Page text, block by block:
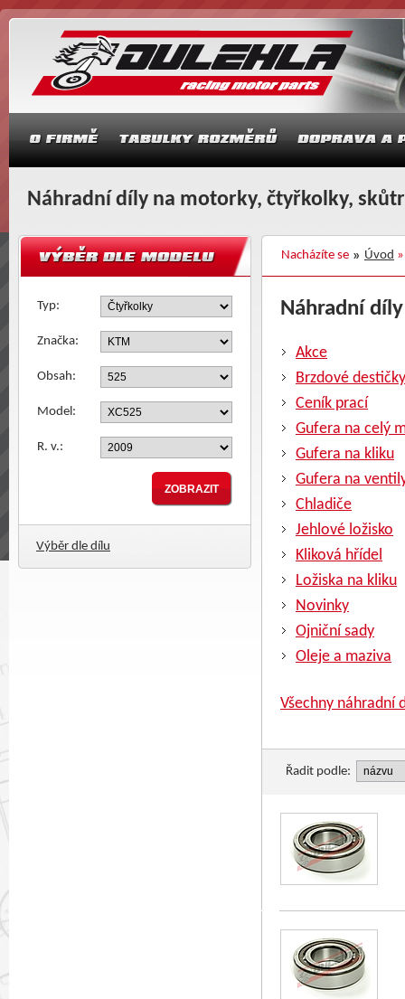
Náhradní díly na motorky, čtyřkolky,
Nacházíte se Úvod
Typ:
Značka:
Obsah:
Model:
R. v.:
Výběr dle dílu
Náhradní
Akce
Brzdové destičky
Ceník prací
Gufera na celý
Gufera na kliku
Gufera na
Chladiče
Jehlové ložisko
Kliková hřídel
Ložiska na kliku
Novinky
Ojniční sady
Oleje a maziva
Všechny náhradní
Řadit podle: